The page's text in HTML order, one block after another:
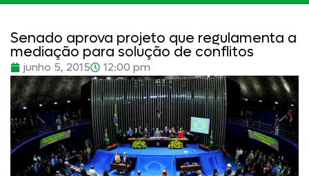
Senado aprova projeto que regulamenta a
mediação para solução de conflitos
junho 5, 2015 12:00 pm